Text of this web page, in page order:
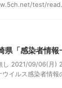
test/
県「感染者情
し 2021/09/06(月)
ウイルス感染者情